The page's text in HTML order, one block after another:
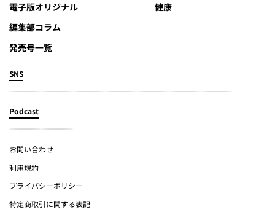
電子版オリジナル
編集部コラム
発売号一覧
健康
SNS
Podcast
お問い合わせ
利用規約
プライバシーポリシー
特定商取引に関する表記